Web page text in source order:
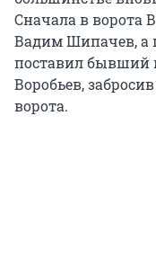
Сначала в ворота
Вадим Шипачев, а
поставил бывший
Воробьев,
ворота.